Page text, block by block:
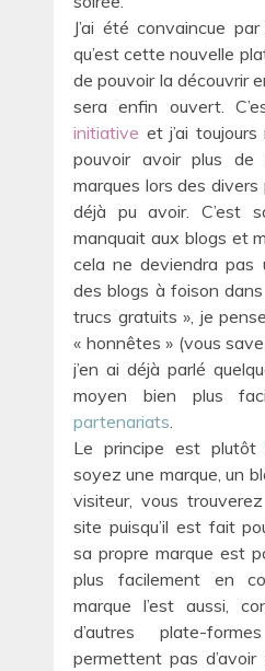
J’ai été convaincue
qu’est cette nouvelle
de pouvoir la découvrir
sera enfin ouvert.
initiative et j’ai
pouvoir avoir plus de
marques lors des divers
déjà pu avoir. C’est
manquait aux blogs et
cela ne deviendra pas
des blogs à foison
trucs gratuits », je
« honnêtes » (vous
j’en ai déjà parlé
moyen bien plus
partenariats.
Le principe est
soyez une marque, un
visiteur, vous
site puisqu’il est fait
sa propre marque est
plus facilement en
marque l’est aussi,
d’autres plate-
permettent pas d’avoir